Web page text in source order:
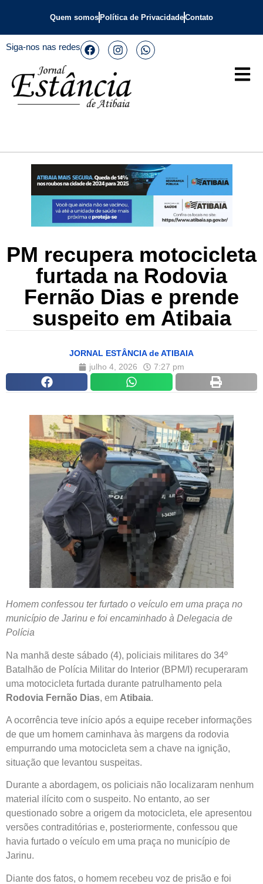
Quem somos Política de PrivacidadeContato
Siga-nos nas redes
PM recupera motocicleta
furtada na Rodovia
Fernão Dias e prende
suspeito em Atibaia
JORNAL ESTÂNCIA de ATIBAIA
julho 4, 2026
7:27 pm
Homem confessou ter furtado o veículo em uma praça no
município de Jarinu e foi encaminhado à Delegacia de
Polícia
Na manhã deste sábado (4), policiais militares do 34º
Batalhão de Polícia Militar do Interior (BPM/I) recuperaram
uma motocicleta furtada durante patrulhamento pela
Rodovia Fernão Dias, em Atibaia.
A ocorrência teve início após a equipe receber informações
de que um homem caminhava às margens da rodovia
empurrando uma motocicleta sem a chave na ignição,
situação que levantou suspeitas.
Durante a abordagem, os policiais não localizaram nenhum
material ilícito com o suspeito. No entanto, ao ser
questionado sobre a origem da motocicleta, ele apresentou
versões contraditórias e, posteriormente, confessou que
havia furtado o veículo em uma praça no município de
Jarinu.
Diante dos fatos, o homem recebeu voz de prisão e foi